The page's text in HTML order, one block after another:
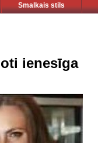
Smalkais stils
ienesīga